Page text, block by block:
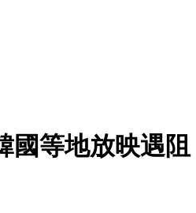
國等地放映遇阻